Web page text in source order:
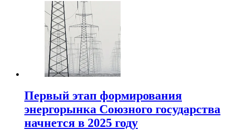
Первый этап формирования
энергорынка Союзного государства
начнется в 2025 году